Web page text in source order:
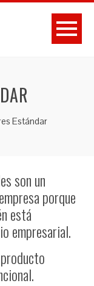
Estándar
son un
porque
está
empresarial.